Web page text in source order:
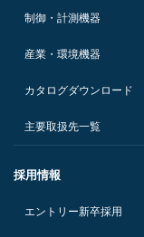
制御・計測機器
産業・環境機器
カタログダウンロード
主要取扱先一覧
採用情報
エントリー新卒採用